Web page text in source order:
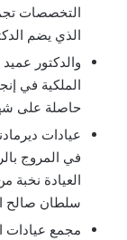
التخصصات
الذي يضم
والدكتور
الملكية في
حاصلة على
عيادات
في المروج
العيادة نخبة
سلطان صالح
مجمع عيادات